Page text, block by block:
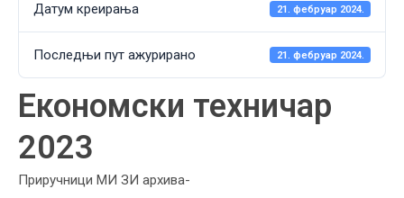
Датум креирања 21. фебруар 2024.
Последњи пут ажурирано 21. фебруар 2024.
Економски техничар
2023
Приручници МИ ЗИ архива-